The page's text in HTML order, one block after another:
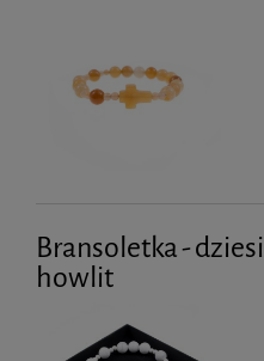
Bransoletka -
howlit